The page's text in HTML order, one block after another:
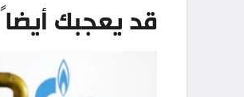
قد يعجبك أيضاً